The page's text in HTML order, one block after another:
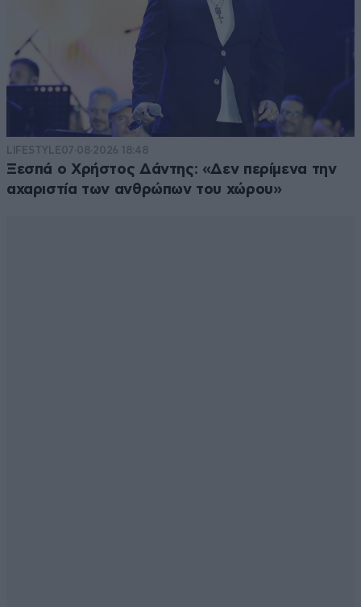
LIFESTYLE07·08·2026 18:48
Ξεσπά ο Χρήστος Δάντης: «Δεν περίμενα την
αχαριστία των ανθρώπων του χώρου»